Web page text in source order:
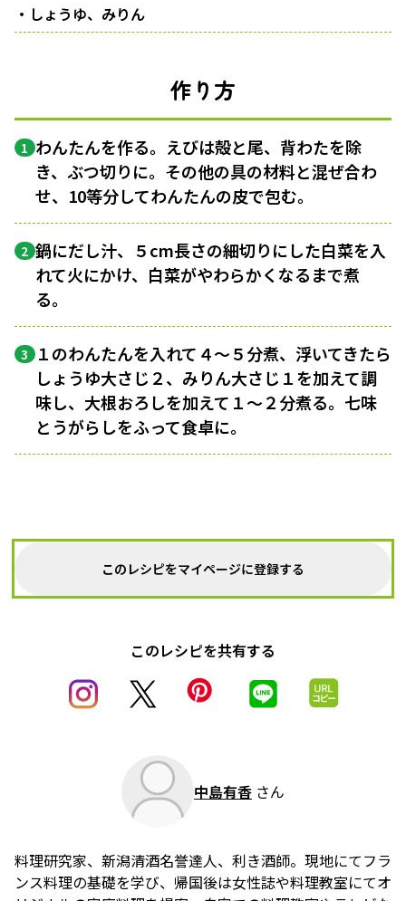
・しょうゆ、みりん
作り方
1 わんたんを作る。えびは殻と尾、背わたを除
き、ぶつ切りに。その他の具の材料と混ぜ合わ
せ、10等分してわんたんの皮で包む。
2 鍋にだし汁、５cm長さの細切りにした白菜を入
れて火にかけ、白菜がやわらかくなるまで煮
る。
3 １のわんたんを入れて４〜５分煮、浮いてきたら
しょうゆ大さじ２、みりん大さじ１を加えて調
味し、大根おろしを加えて１〜２分煮る。七味
とうがらしをふって食卓に。
このレシピをマイページに登録する
このレシピを共有する
中島有香 さん
料理研究家、新潟清酒名誉達人、利き酒師。現地にてフラ
ンス料理の基礎を学び、帰国後は女性誌や料理教室にてオ